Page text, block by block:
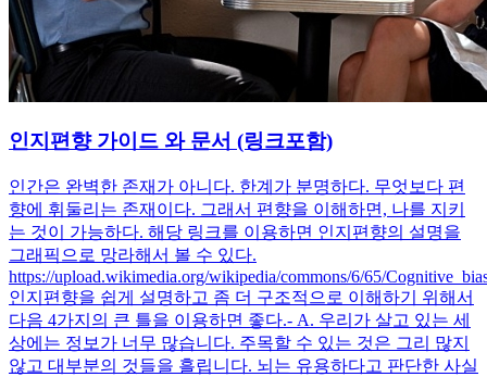
인지편향 가이드 와 문서 (링크포함)
인간은 완벽한 존재가 아니다. 한계가 분명하다. 무엇보다 편
향에 휘둘리는 존재이다. 그래서 편향을 이해하면, 나를 지키
는 것이 가능하다. 해당 링크를 이용하면 인지편향의 설명을
그래픽으로 망라해서 볼 수 있다. ​
https://upload.wikimedia.org/wikipedia/commons/6/65/
인지편향을 쉽게 설명하고 좀 더 구조적으로 이해하기 위해서
다음 4가지의 큰 틀을 이용하면 좋다. ​- A. 우리가 살고 있는 세
상에는 정보가 너무 많습니다. 주목할 수 있는 것은 그리 많지
않고 대부분의 것들을 흘립니다. 뇌는 유용하다고 판단한 사실